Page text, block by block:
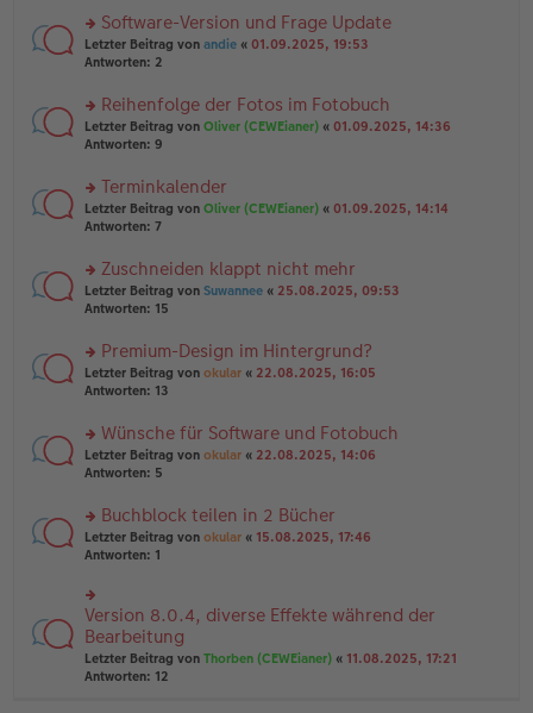
er
B
ei
tr
g
el
es
e
B
ei
tr
g
rs
te
n
g
el
e
n
er
tr
a
g
Software-Version und Frage Update
Letzter Beitrag von andie « 01.09.2025, 19:53
Antworten: 2
rs
te
n
g
el
e
n
er
tr
a
g
Reihenfolge der Fotos im Fotobuch
Letzter Beitrag von Oliver (CEWEianer) « 01.09.2025, 14:36
Antworten: 9
rs
te
n
g
el
e
n
er
tr
a
g
Terminkalender
Letzter Beitrag von Oliver (CEWEianer) « 01.09.2025, 14:14
Antworten: 7
rs
te
n
g
el
e
n
er
tr
a
g
Zuschneiden klappt nicht mehr
Letzter Beitrag von Suwannee « 25.08.2025, 09:53
Antworten: 15
rs
te
n
g
el
e
n
er
tr
a
g
Premium-Design im Hintergrund?
Letzter Beitrag von okular « 22.08.2025, 16:05
Antworten: 13
rs
te
n
g
el
e
n
er
B
ei
tr
Wünsche für Software und Fotobuch
Letzter Beitrag von okular « 22.08.2025, 14:06
Antworten: 5
rs
te
u
n
g
el
es
e
Buchblock teilen in 2 Bücher
Letzter Beitrag von okular « 15.08.2025, 17:46
Antworten: 1
rs
te
r
u
n
Version 8.0.4, diverse Effekte während der
Bearbeitung
Letzter Beitrag von Thorben (CEWEianer) « 11.08.2025, 17:21
Antworten: 12